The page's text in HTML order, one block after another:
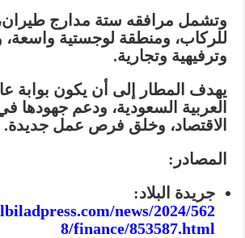
وتشمل مرافقه ستة مدارج طيران،
للركاب، ومنطقة لوجستية
وترفيهية وتجارية.
يهدف المطار إلى أن يكون بوابة
العربية السعودية، ودعم جهودها
الاقتصاد، وخلق فرص عمل جديدة.
المصادر:
جريدة البلاد:
news/2024/562
8/finance/853587.html